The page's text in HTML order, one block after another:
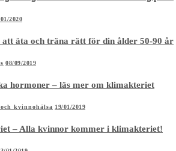
2020
att äta och träna rätt för din ålder 50-90 år
08/09/2019
hormoner – läs mer om klimakteriet
kvinnohälsa 19/01/2019
– Alla kvinnor kommer i klimakteriet!